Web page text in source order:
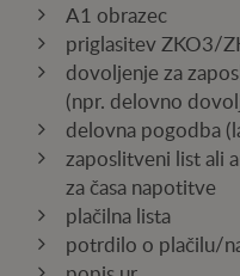
A1 obrazec
priglasitev ZKO3/
dovoljenje za
(npr. delovno
delovna pogodba
zaposlitveni list ali
za časa napotitve
plačilna lista
potrdilo o plačilu/